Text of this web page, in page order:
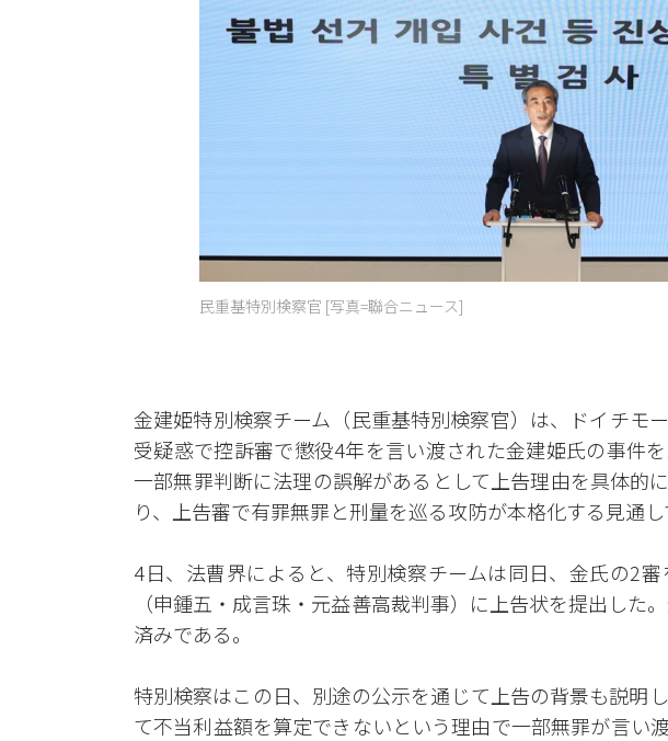
民重基特別検察官 [写真=聯合ニュース]
金建姫特別検察チーム（民重基特別検察官）は、ドイチモ
受疑惑で控訴審で懲役4年を言い渡された金建姫氏の事件
一部無罪判断に法理の誤解があるとして上告理由を具体的
り、上告審で有罪無罪と刑量を巡る攻防が本格化する見通し
4日、法曹界によると、特別検察チームは同日、金氏の2
（申鍾五・成言珠・元益善高裁判事）に上告状を提出した
済みである。
特別検察はこの日、別途の公示を通じて上告の背景も説明
て不当利益額を算定できないという理由で一部無罪が言い